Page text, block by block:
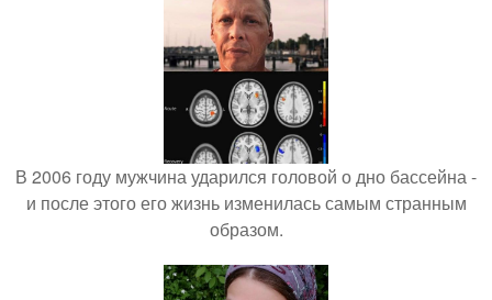
В 2006 году мужчина ударился головой о дно бассейна -
и после этого его жизнь изменилась самым странным
образом.